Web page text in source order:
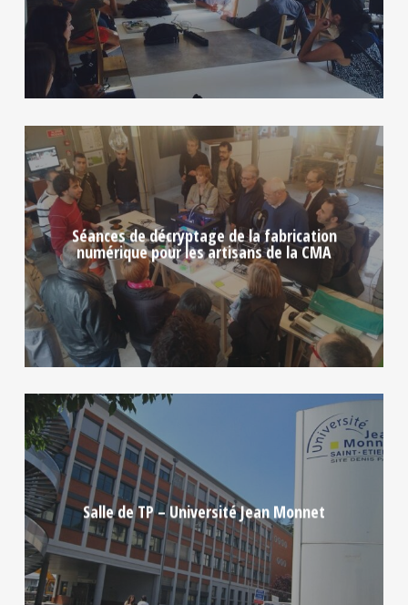
Séances de décryptage de la fabrication
numérique pour les artisans de la CMA
Salle de TP – Université Jean Monnet